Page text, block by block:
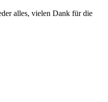
alles, vielen Dank für die